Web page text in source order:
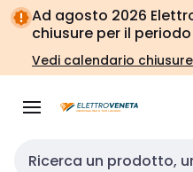
Vai alla
navigazione
Vai
alla
pagina
Ad agosto 2026
chiusure per il
Vedi calendario chiusure